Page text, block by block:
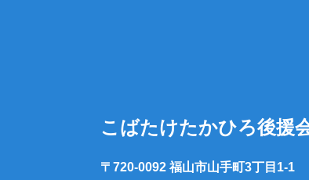
こばたけたかひろ後援
〒720-0092 福山市山手町3丁目1-1